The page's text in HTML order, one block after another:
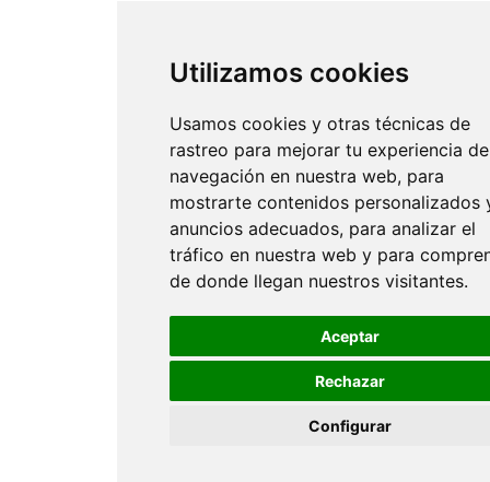
Utilizamos cookies
Usamos cookies y otras técnicas de
rastreo para mejorar tu experiencia de
navegación en nuestra web, para
mostrarte contenidos personalizados
anuncios adecuados, para analizar el
tráfico en nuestra web y para
de donde llegan nuestros visitantes.
Aceptar
Rechazar
Configurar